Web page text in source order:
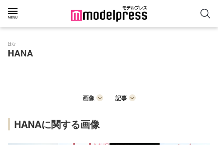
はな
HANA
画像 記事
HANAに関する画像